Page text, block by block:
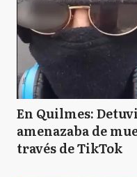
En Quilmes:
amenazaba de
través de TikTok